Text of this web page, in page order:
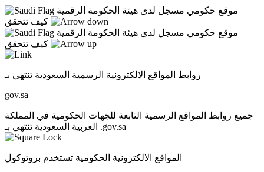
موقع حكومي مسجل لدى هيئة الحكومة الرقمية
موقع حكومي مسجل لدى هيئة الحكومة الرقمية
روابط المواقع الالكترونية الرسمية السعودية تنتهي بـ
gov.sa
جميع روابط المواقع الرسمية التابعة للجهات الحكومية في المملكة
العربية السعودية تنتهي بـ .gov.sa
المواقع الالكترونية الحكومية تستخدم بروتوكول